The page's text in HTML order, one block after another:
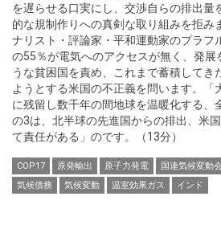
を遅らせる口実にし、交渉自らの排出量
的な規制作りへの真剣な取り組みを拒み
ナリスト・評論家・平和運動家のプラフ
の55％が電気へのアクセスが無く、発展
うな貧困国を責め、これまで蓄積してき
ようとする米国の不正義を問います。「
に残留し数千年の間地球を温暖化する、
の3は、北半球の先進国からの排出、米
て責任がある」のです。（13分）
COP17 原発輸出 原子力発電 国連気候変動
気候債務
気候変動 温室効果ガス インド